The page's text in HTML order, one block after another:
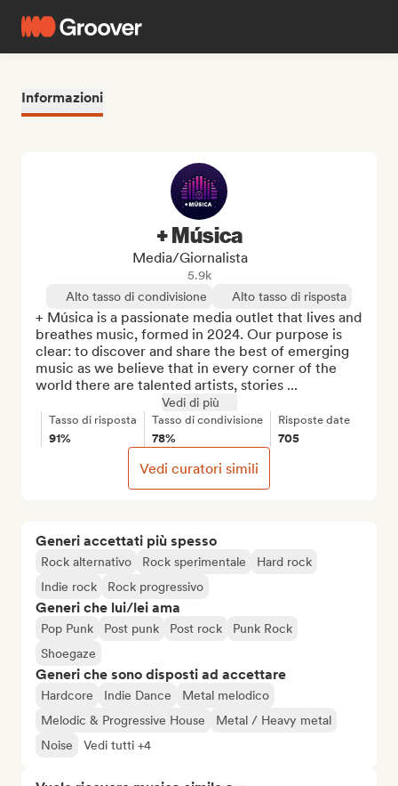
Informazioni
Generi accettati più spesso
Rock alternativo Rock sperimentale
Hard rock
Indie rock
Rock progressivo
Generi che lui/lei ama
Pop Punk Post punk Post rock
Punk Rock
Shoegaze
Generi che sono disposti ad accettare
Hardcore Indie Dance
Metal melodico
Melodic & Progressive House
Metal / Heavy metal
Noise
Vedi tutti +4
+ Música
Media/Giornalista
5.9k
Alto tasso di condivisione
Alto tasso di risposta
+ Música is a passionate media outlet that lives and
breathes music, formed in 2024. Our purpose is
clear: to discover and share the best of emerging
music as we believe that in every corner of the
world there are talented artists, stories ...
Vedi di più
Tasso di risposta
91%
Tasso di condivisione
78%
Risposte date
705
Vedi curatori simili